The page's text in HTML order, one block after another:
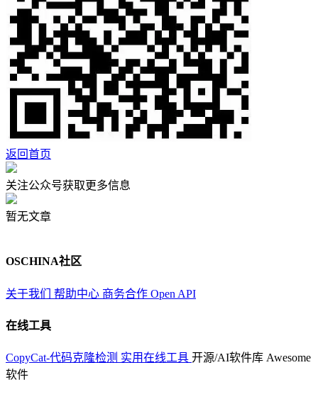
返回首页
关注公众号获取更多信息
暂无文章
OSCHINA社区
关于我们 帮助中心 商务合作 Open API
在线工具
CopyCat-代码克隆检测 实用在线工具 开源/AI软件库 Awesome
软件